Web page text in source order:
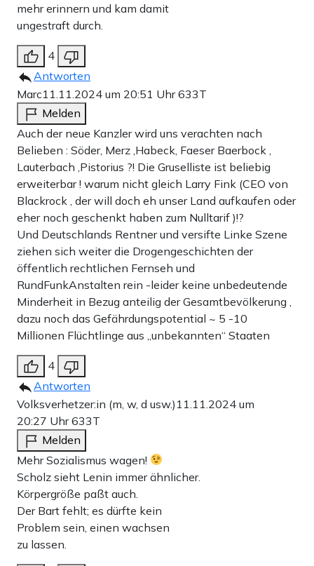
mehr erinnern und kam damit
ungestraft durch.
4
Antworten
Marc11.11.2024 um 20:51 Uhr633T
Melden
Auch der neue Kanzler wird uns verachten nach
Belieben : Söder, Merz ,Habeck, Faeser Baerbock ,
Lauterbach ,Pistorius ?! Die Gruselliste ist beliebig
erweiterbar ! warum nicht gleich Larry Fink (CEO von
Blackrock , der will doch eh unser Land aufkaufen oder
eher noch geschenkt haben zum Nulltarif )!?
Und Deutschlands Rentner und versifte Linke Szene
ziehen sich weiter die Drogengeschichten der
öffentlich rechtlichen Fernseh und
RundFunkAnstalten rein -leider keine unbedeutende
Minderheit in Bezug anteilig der Gesamtbevölkerung ,
dazu noch das Gefährdungspotential ~ 5 -10
Millionen Flüchtlinge aus „unbekannten“ Staaten
4
Antworten
Volksverhetzer:in (m, w, d usw.) 11.11.2024 um
20:27 Uhr633T
Melden
Mehr Sozialismus wagen!
Scholz sieht Lenin immer ähnlicher.
Körpergröße paßt auch.
Der Bart fehlt; es dürfte kein
Problem sein, einen wachsen
zu lassen.